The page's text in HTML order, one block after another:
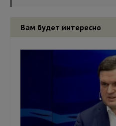
Вам будет интересно